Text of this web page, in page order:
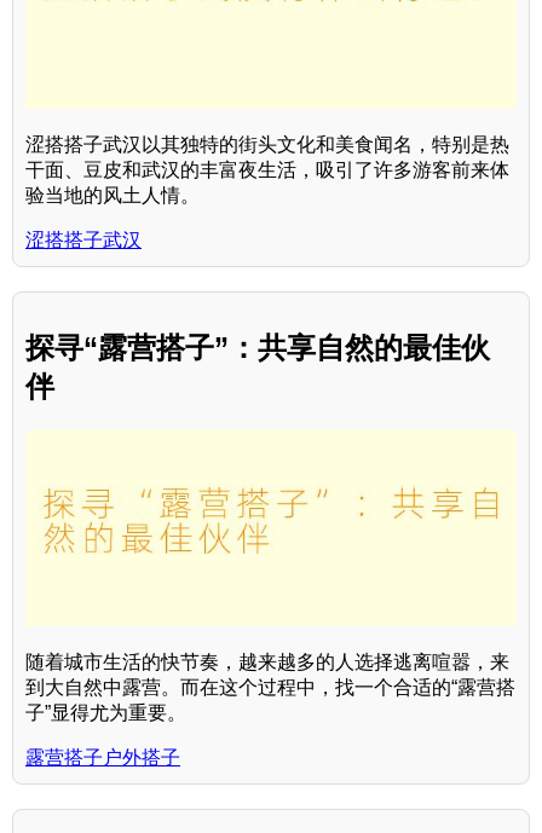
涩搭搭子武汉以其独特的街头文化和美食闻名，特别是热
干面、豆皮和武汉的丰富夜生活，吸引了许多游客前来体
验当地的风土人情。
涩搭搭子武汉
探寻“露营搭子”：共享自然的最佳伙
伴
随着城市生活的快节奏，越来越多的人选择逃离喧嚣，来
到大自然中露营。而在这个过程中，找一个合适的“露营搭
子”显得尤为重要。
露营搭子户外搭子